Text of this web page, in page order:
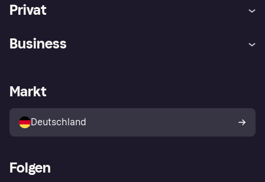
Privat
Klarna App
Shops entdecken
Käuferschutzrichtlinie
Dein Widerrufsrecht
Business
Händlerportal
Markt
Deutschland
Folgen